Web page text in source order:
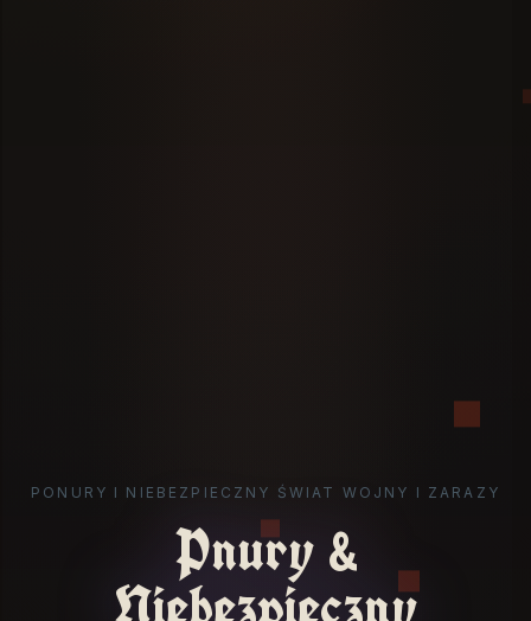
PONURY I NIEBEZPIECZNY ŚWIAT WOJNY I ZARAZY
Pnury &